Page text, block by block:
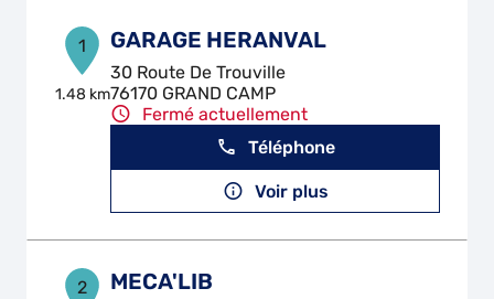
1
1.48 km
GARAGE HERANVAL
30 Route De Trouville
76170 GRAND CAMP
Fermé actuellement
Téléphone
Voir plus
2 MECA'LIB